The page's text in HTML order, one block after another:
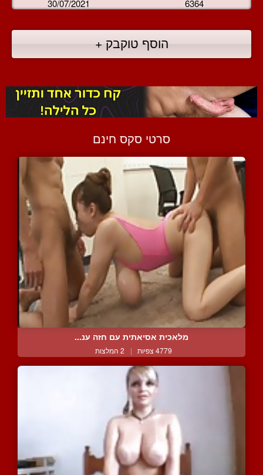
30/07/2021 6364
הוסף טוקבק +
סרטי סקס חינם
מלאכית אסיאתית עם חזה ענ...
4779 צפיות | 2 המלצות